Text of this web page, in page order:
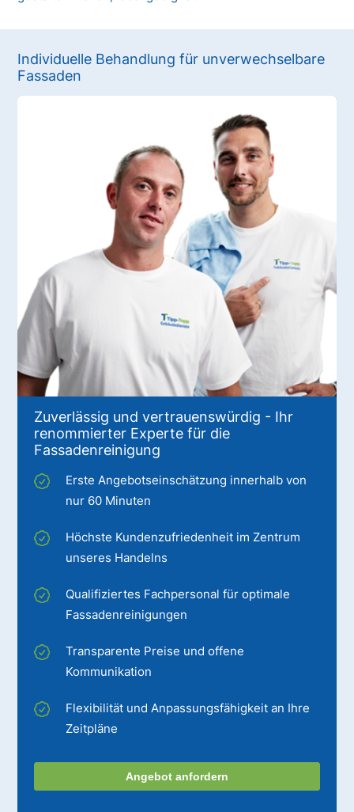
Individuelle Behandlung für unverwechselbare
Fassaden
Zuverlässig und vertrauenswürdig - Ihr
renommierter Experte für die
Fassadenreinigung
Erste Angebotseinschätzung innerhalb von
nur 60 Minuten
Höchste Kundenzufriedenheit im Zentrum
unseres Handelns
Qualifiziertes Fachpersonal für optimale
Fassadenreinigungen
Transparente Preise und offene
Kommunikation
Flexibilität und Anpassungsfähigkeit an Ihre
Zeitpläne
Angebot anfordern